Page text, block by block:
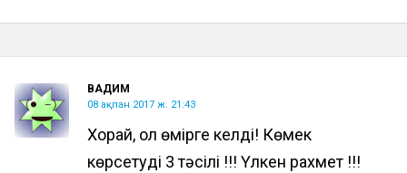
ВАДИМ
08 ақпан 2017 ж. 21:43
Хорай, ол өмірге келді! Көмек
көрсетудің 3 тәсілі !!! Үлкен рахмет !!!